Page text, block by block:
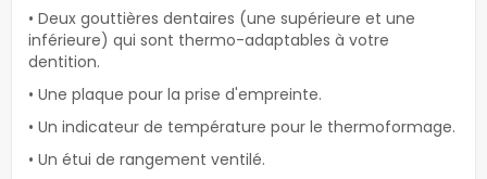
• Deux gouttières dentaires (une supérieure et une
inférieure) qui sont thermo-adaptables à votre
dentition.
• Une plaque pour la prise d'empreinte.
• Un indicateur de température pour le thermoformage.
• Un étui de rangement ventilé.